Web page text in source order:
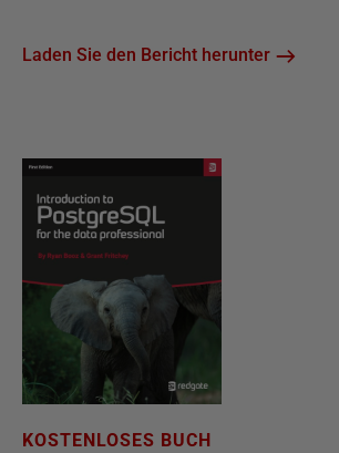
Laden Sie den Bericht herunter
KOSTENLOSES BUCH